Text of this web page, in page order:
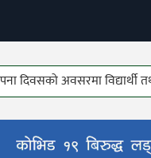
अवसरमा विद्यार्थी तथा जेष्ठ